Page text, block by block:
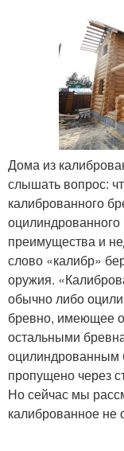
Дома из
слышать вопрос:
калиброванного
преимущества и
слово «калибр»
оружия.
обычно либо
бревно, имеющее
остальными
оцилиндрованным
пропущено через
Но сейчас мы
калиброванное не